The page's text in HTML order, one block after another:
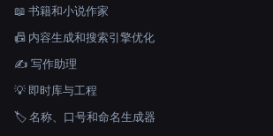
📖 书籍和小说作家
📠 内容生成和搜索引擎优化
✍️ 写作助理
💡 即时库与工程
🏷️ 名称、口号和命名生成器